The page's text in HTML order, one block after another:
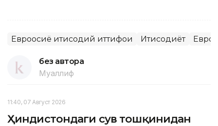
Евроосиё иқтисодий иттифоқи Иқтисодиёт
без автора
Муаллиф
11:40, 07 Август 2026
Ҳиндистондаги сув тошқинидан